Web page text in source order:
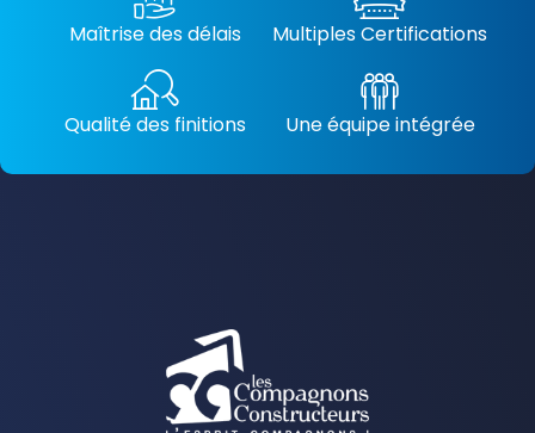
Maîtrise des délais Multiples Certifications
Qualité des finitions Une équipe intégrée